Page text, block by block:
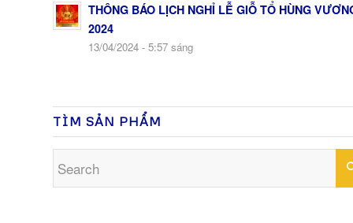
THÔNG BÁO LỊCH NGHỈ LỄ GIỖ TỔ HÙNG
2024
13/04/2024 - 5:57 sáng
TÌM SẢN PHẨM